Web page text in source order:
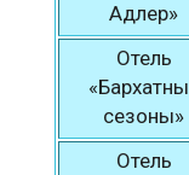
Адлер»
Отель
сезоны»
Отель